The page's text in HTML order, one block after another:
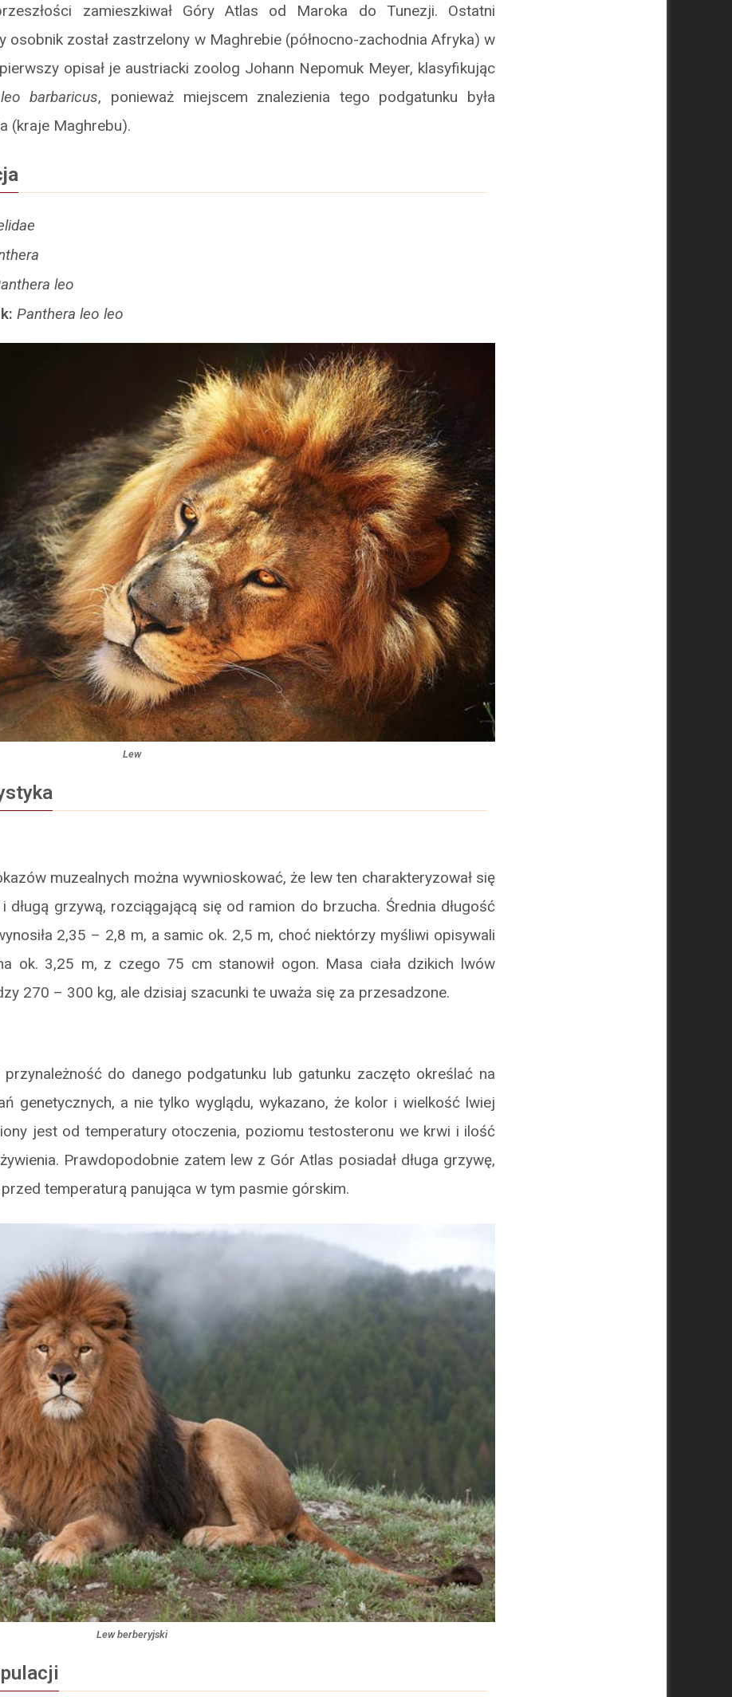
zamieszkiwał Góry Atlas od Maroka do Tunezji. Ostatni
osobnik został zastrzelony w Maghrebie (północno-zachodnia Afryka) w
opisał je austriacki zoolog Johann Nepomuk Meyer, klasyfikując
barbaricus, ponieważ miejscem znalezienia tego podgatunku była
(kraje Maghrebu).
leo
Panthera leo leo
Lew
muzealnych można wywnioskować, że lew ten charakteryzował się
długą grzywą, rozciągającą się od ramion do brzucha. Średnia długość
2,35 – 2,8 m, a samic ok. 2,5 m, choć niektórzy myśliwi opisywali
ok. 3,25 m, z czego 75 cm stanowił ogon. Masa ciała dzikich lwów
270 – 300 kg, ale dzisiaj szacunki te uważa się za przesadzone.
do danego podgatunku lub gatunku zaczęto określać na
genetycznych, a nie tylko wyglądu, wykazano, że kolor i wielkość lwiej
jest od temperatury otoczenia, poziomu testosteronu we krwi i ilość
Prawdopodobnie zatem lew z Gór Atlas posiadał długa grzywę,
temperaturą panująca w tym pasmie górskim.
Lew berberyjski